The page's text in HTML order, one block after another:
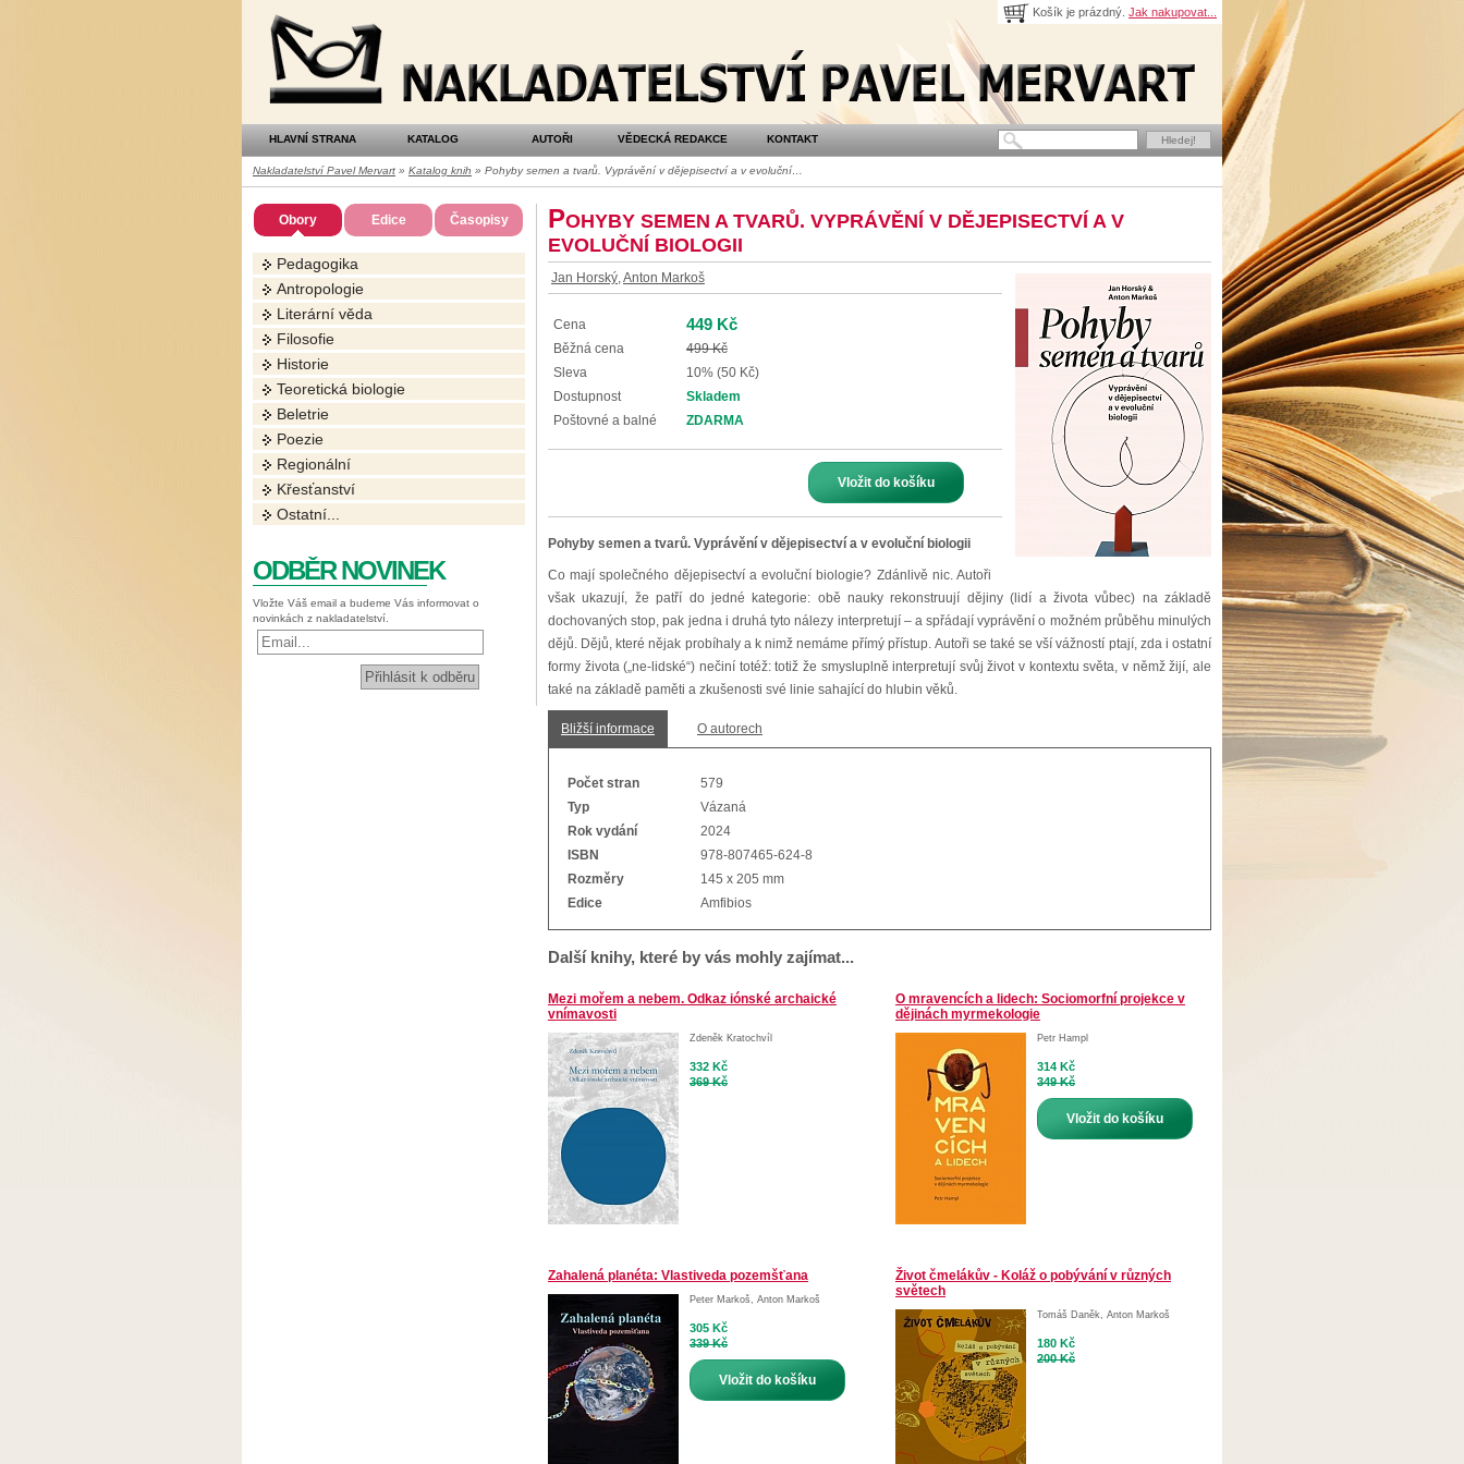
Nakladatelství
Pavel
Mervart
Košík je prázdný. Jak nakupovat...
HLAVNÍ STRANA KATALOG AUTOŘI VĚDECKÁ REDAKCE KONTAKT
Nakladatelství Pavel Mervart » Katalog knih » Pohyby semen a tvarů. Vyprávění v dějepisectví a v evoluční…
Obory Edice Časopisy
Pedagogika
Antropologie
Literární věda
Filosofie
Historie
Teoretická biologie
Beletrie
Poezie
Regionální
Křesťanství
Ostatní...
ODBĚR NOVINEK
Vložte Váš email a budeme Vás informovat o
novinkách z nakladatelství.
POHYBY SEMEN A TVARŮ. VYPRÁVĚNÍ V DĚJEPISECTVÍ A V
EVOLUČNÍ BIOLOGII
Jan Horský,Anton Markoš
Cena 449 Kč
Běžná cena
499 Kč
Sleva
10% (50 Kč)
Dostupnost
Skladem
Poštovné a balné
ZDARMA
Vložit do košíku
Pohyby semen a tvarů. Vyprávění v dějepisectví a v evoluční biologii
Co mají společného dějepisectví a evoluční biologie? Zdánlivě nic. Autoři
však ukazují, že patří do jedné kategorie: obě nauky rekonstruují dějiny (lidí a života vůbec) na základě
dochovaných stop, pak jedna i druhá tyto nálezy interpretují – a spřádají vyprávění o možném průběhu minulých
dějů. Dějů, které nějak probíhaly a k nimž nemáme přímý přístup. Autoři se také se vší vážností ptají, zda i ostatní
formy života („ne-lidské“) nečiní totéž: totiž že smysluplně interpretují svůj život v kontextu světa, v němž žijí, ale
také na základě paměti a zkušenosti své linie sahající do hlubin věků.
Bližší informace O autorech
Počet stran
579
Typ
Vázaná
Rok vydání
2024
ISBN
978-807465-624-8
Rozměry
145 x 205 mm
Edice
Amfibios
Další knihy, které by vás mohly zajímat...
Mezi mořem a nebem. Odkaz iónské archaické
vnímavosti
Zdeněk Kratochvíl
332 Kč
369 Kč
O mravencích a lidech: Sociomorfní projekce v
dějinách myrmekologie
Petr Hampl
314 Kč
349 Kč
Vložit do košíku
Zahalená planéta: Vlastiveda pozemšťana
Peter Markoš, Anton Markoš
305 Kč
339 Kč
Vložit do košíku
Život čmelákův - Koláž o pobývání v různých
světech
Tomáš Daněk, Anton Markoš
180 Kč
200 Kč